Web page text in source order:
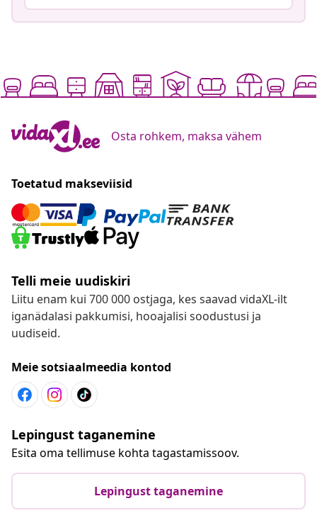
Osta rohkem, maksa vähem
Toetatud makseviisid
Telli meie uudiskiri
Liitu enam kui 700 000 ostjaga, kes saavad vidaXL-ilt
iganädalasi pakkumisi, hooajalisi soodustusi ja
uudiseid.
Meie sotsiaalmeedia kontod
Lepingust taganemine
Esita oma tellimuse kohta tagastamissoov.
Lepingust taganemine